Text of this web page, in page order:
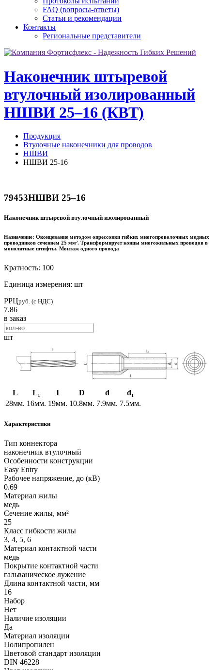
FAQ (вопросы-ответы)
Статьи и рекомендации
Контакты
Региональные представители
Наконечник штыревой
втулочный изолированный
НШВИ 25–16 (КВТ)
Продукция
Втулочные наконечники для проводов
НШВИ
НШВИ 25-16
79453НШВИ 25–16
Наконечник штыревой втулочный изолированный
Назначение: Оконцевание методом опрессовки гибких многопроволочных медных
проводников сечением 25 мм². Трансформирует концы многожильных проводов в
монолитные штифты. Монтаж одного провода
Кратность: 100
Единица измерения: шт
РРЦруб. (с НДС)
7.86
в заказ
шт
L L₁ l D d
d₁
28мм. 16мм. 19мм. 10.8мм. 7.9мм. 7.5мм.
Характеристики
Тип коннектора
наконечник втулочный
Особенности конструкции
Easy Entry
Рабочее напряжение, до (кВ)
0.69
Материал жилы
медь
Сечение жилы, мм²
25
Класс гибкости жилы
3, 4, 5, 6
Материал контактной части
медь
Покрытие контактной части
гальваническое лужение
Длина контактной части, мм
16
Набор
Нет
Наличие изоляции
Да
Материал изоляции
Полипропилен
Цветовой стандарт изоляции
DIN 46228